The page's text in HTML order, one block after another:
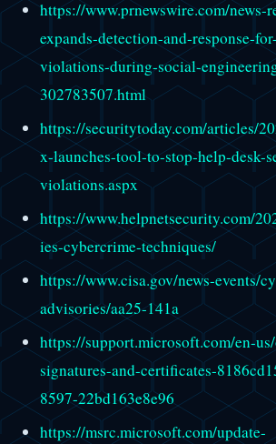
https://www.prnewswire.com/news-
expands-detection-and-response-
violations-during-social-
302783507.html
https://securitytoday.com/articles/
x-launches-tool-to-stop-help-desk-
violations.aspx
https://www.helpnetsecurity.com/
ies-cybercrime-techniques/
https://www.cisa.gov/news-events/
advisories/aa25-141a
https://support.microsoft.com/en-
signatures-and-certificates-
8597-22bd163e8e96
https://msrc.microsoft.com/update-